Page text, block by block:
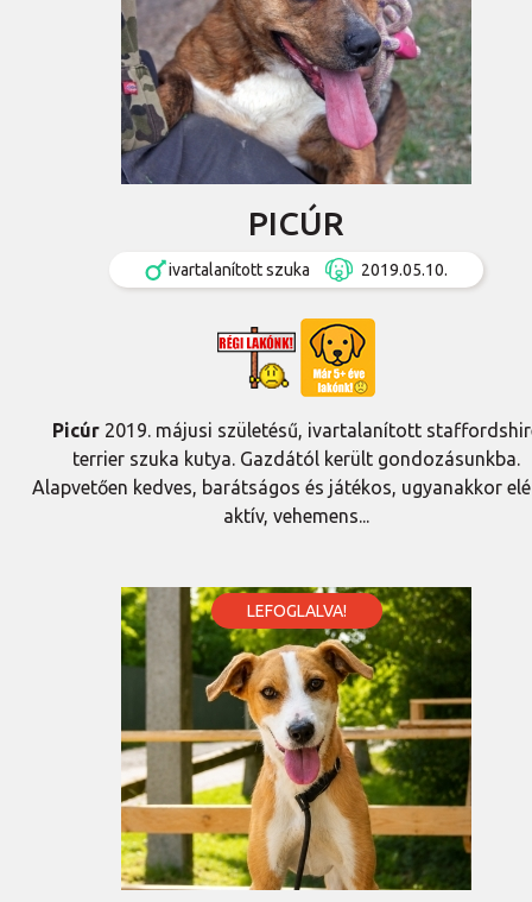
PICÚR
ivartalanított szuka 2019.05.10.
Picúr 2019. májusi születésű, ivartalanított
terrier szuka kutya. Gazdától került gondozásunkba.
Alapvetően kedves, barátságos és játékos, ugyanakkor
aktív, vehemens...
LEFOGLALVA!